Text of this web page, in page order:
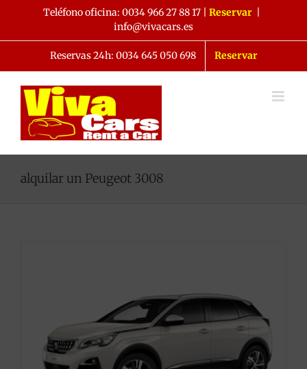
contenido
Teléfono oficina: 0034 966 27 88 17| Reservar
info@vivacars.es
Reservas 24h: 0034 645 050 698 Reservar
alquilar un Peugeot 3008